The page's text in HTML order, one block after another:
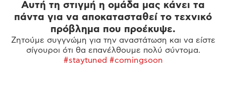
Αυτή τη στιγμή η ομάδα μας κάνει τα
πάντα για να αποκατασταθεί το τεχνικό
πρόβλημα που προέκυψε.
Ζητούμε συγγνώμη για την αναστάτωση και να είστε
σίγουροι ότι θα επανέλθουμε πολύ σύντομα.
#staytuned #comingsoon